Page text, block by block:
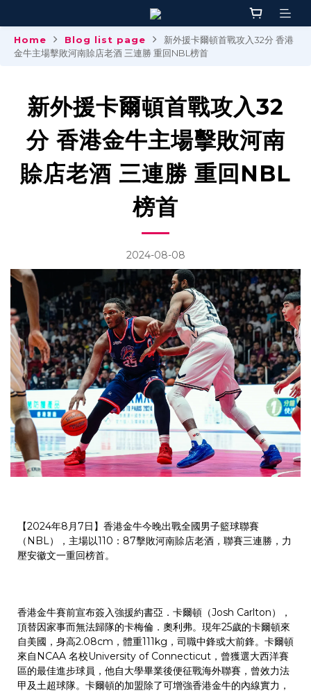
Home Blog list page
新外援卡爾頓首戰攻入32分 香港
金牛主場擊敗河南賒店老酒 三連勝 重回NBL榜首
新外援卡爾頓首戰攻入32
分 香港金牛主場擊敗河南
賒店老酒 三連勝 重回NBL
榜首
2024-08-08
【2024年8月7日】香港金牛今晚出戰全國男子籃球聯賽
（NBL），主場以110：87擊敗河南賒店老酒，聯賽三連勝，力
壓安徽文一重回榜首。
香港金牛賽前宣布簽入強援約書亞．卡爾頓（Josh Carlton），
頂替因家事而無法歸隊的卡梅倫．奧利弗。現年25歲的卡爾頓來
自美國，身高2.08cm，體重111kg，司職中鋒或大前鋒。卡爾頓
來自NCAA 名校University of Connecticut，曾獲選大西洋賽
區的最佳進步球員，他自大學畢業後便征戰海外聯賽，曾效力法
甲及土超球隊。卡爾頓的加盟除了可增強香港金牛的內線實力，